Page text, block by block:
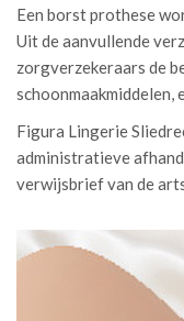
Een borst prothese
Uit de aanvullende
zorgverzekeraars de
schoonmaakmiddelen,
Figura Lingerie
administratieve
verwijsbrief van de